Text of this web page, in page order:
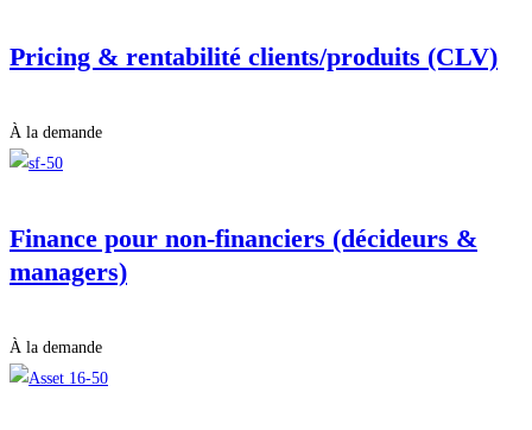
Pricing & rentabilité clients/produits (CLV)
À la demande
Finance pour non-financiers (décideurs &
managers)
À la demande